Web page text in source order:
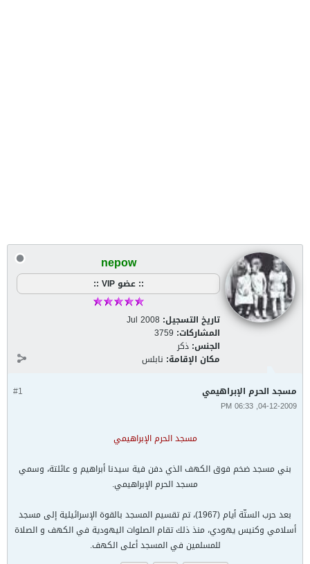
nepow
:: عضو VIP ::
تاريخ التسجيل: Jul 2008
المشاركات: 3759
الجنس: ذكر
مكان الإقامة: نابلس
#1 مسجد الحرم الإبراهيمي
04-12-2009, 06:33 PM
مسجد الحرم الإبراهيمي
بني مسجد ضخم فوق الكهف الذي دفن فية سيدنا أبراهيم و عائلتة، وسمي
مسجد الحرم الإبراهيمي.
بعد حرب الستّة أيام (1967)، تم تقسيم المسجد بالقوة الإسرائيلية إلى مسجد
أسلامي وكنيس يهودي، منذ ذلك تقام الصلوات اليهودية في الكهف و الصلاة
للمسلمين في المسجد أعلى الكهف.